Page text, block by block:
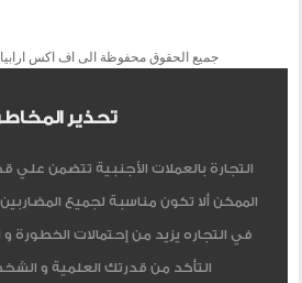
جميع الحقوق محفوظة الى اف اكس ارابيا www.fx-arabia.com
تحذير
التجارة بالعملات الأجنبية تتضمن علي
الممكن ألا تكون مناسبة لجميع
في التجاره يزيد من إحتمالات
التأكد من قدرتك العلمية و